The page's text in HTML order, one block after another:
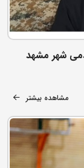
شهر مشهد
مشاهده بیشتر